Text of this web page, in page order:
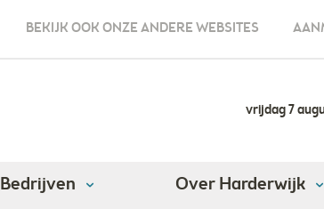
BEKIJK OOK ONZE ANDERE WEBSITES
vrijdag 7
Bedrijven Over Harderwijk